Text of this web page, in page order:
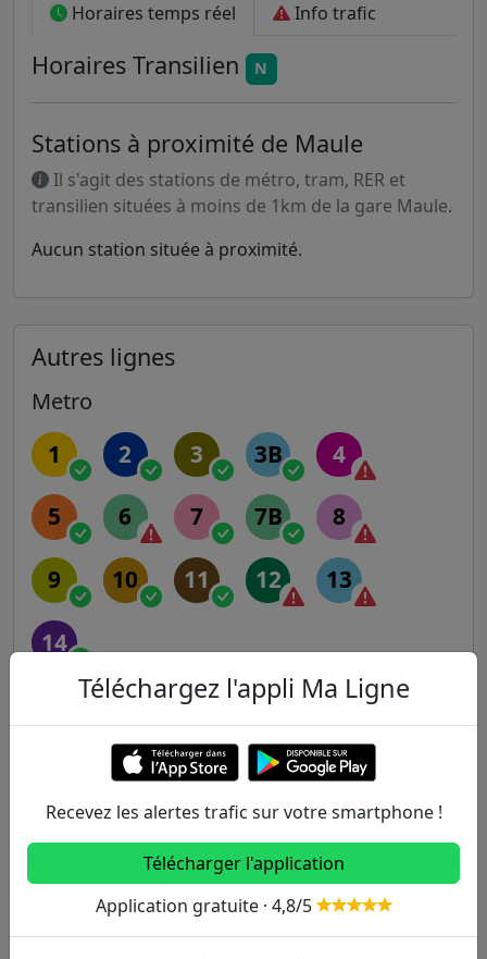
Horaires temps réel Info trafic
Horaires Transilien N
Stations à proximité de Maule
Il s'agit des stations de métro, tram, RER et
transilien situées à moins de 1km de la gare Maule.
Aucun station située à proximité.
Autres lignes
Metro
1 2 3 3B 4
5 6 7 7B 8
9 10 11 12 13
14
B C D E
Transilien
H J K L N
Téléchargez l'appli Ma Ligne
Recevez les alertes trafic sur votre smartphone !
Télécharger l'application
Application gratuite · 4,8/5